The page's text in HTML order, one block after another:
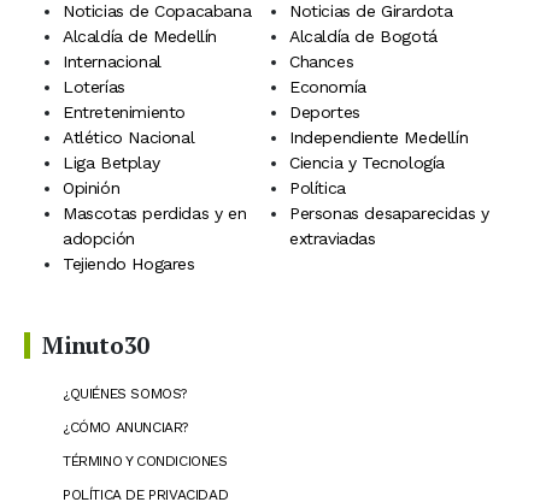
Noticias de Copacabana
Noticias de Girardota
Alcaldía de Medellín
Alcaldía de Bogotá
Internacional
Chances
Loterías
Economía
Entretenimiento
Deportes
Atlético Nacional
Independiente Medellín
Liga Betplay
Ciencia y Tecnología
Opinión
Política
Mascotas perdidas y en
adopción
Personas desaparecidas y
extraviadas
Tejiendo Hogares
Minuto30
¿QUIÉNES SOMOS?
¿CÓMO ANUNCIAR?
TÉRMINO Y CONDICIONES
POLÍTICA DE PRIVACIDAD